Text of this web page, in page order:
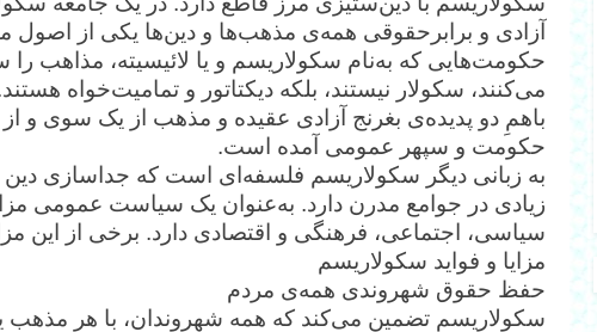
آزادی و برابرحقوقی همه‌ی مذهب‌ها و دین‌ها یکی از اصول
حکومت‌هایی که به‌نام سکولاریسم و یا لائیسیته، مذاهب را
می‌کنند، سکولار نیستند، بلکه دیکتاتور و تمامیت‌خواه
باهمِ دو پدیده‌ی بغرنج آزادی عقیده و مذهب از یک سوی
حکومت و سپهر عمومی آمده است.
به زبانی دیگر سکولاریسم فلسفه‌ای است که جداسازی دین
زیادی در جوامع مدرن دارد. به‌عنوان یک سیاست عمومی
سیاسی، اجتماعی، فرهنگی و اقتصادی دارد. برخی از این
مزایا و فواید سکولاریسم
حفظ حقوق شهروندی همه‌ی مردم
سکولاریسم تضمین می‌کند که همه شهروندان، با هر مذهب یا